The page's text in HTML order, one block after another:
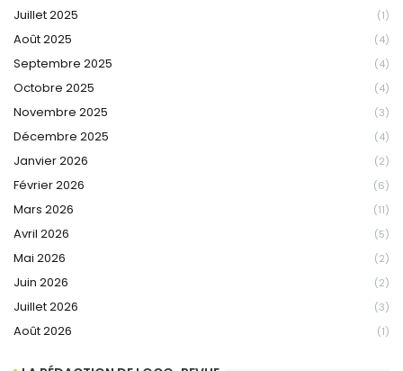
Juillet 2025 (1)
Août 2025 (4)
Septembre 2025 (4)
Octobre 2025 (4)
Novembre 2025 (3)
Décembre 2025 (4)
Janvier 2026 (2)
Février 2026 (6)
Mars 2026 (11)
Avril 2026 (5)
Mai 2026 (2)
Juin 2026 (2)
Juillet 2026 (3)
Août 2026 (1)